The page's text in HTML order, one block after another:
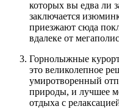
которых вы едва ли
заключается
приезжают сюда
вдалеке от
Горнолыжные
это великолепное
умиротворенный
природы, и лучшее
отдыха с